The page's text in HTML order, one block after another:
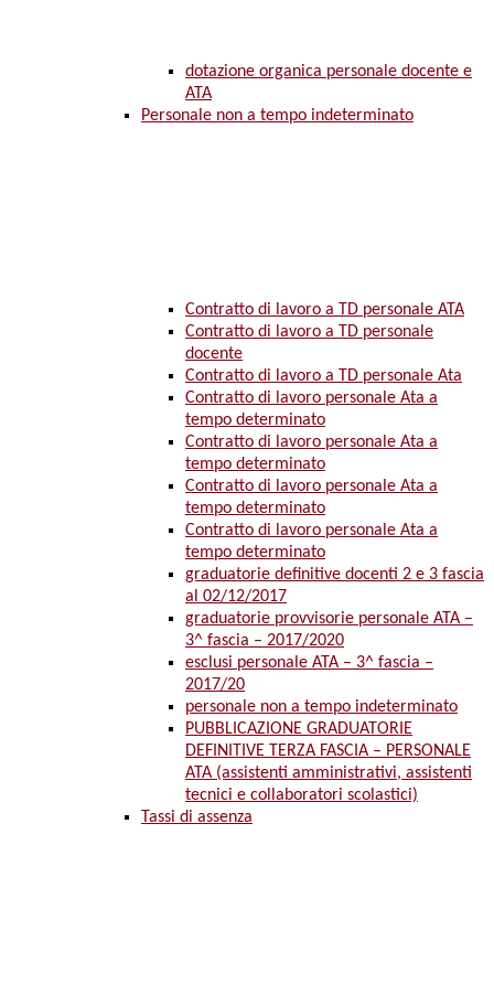
dotazione organica personale docente e
ATA
Personale non a tempo indeterminato
Contratto di lavoro a TD personale ATA
Contratto di lavoro a TD personale
docente
Contratto di lavoro a TD personale Ata
Contratto di lavoro personale Ata a
tempo determinato
Contratto di lavoro personale Ata a
tempo determinato
Contratto di lavoro personale Ata a
tempo determinato
Contratto di lavoro personale Ata a
tempo determinato
graduatorie definitive docenti 2 e 3 fascia
al 02/12/2017
graduatorie provvisorie personale ATA –
3^ fascia – 2017/2020
esclusi personale ATA – 3^ fascia –
2017/20
personale non a tempo indeterminato
PUBBLICAZIONE GRADUATORIE
DEFINITIVE TERZA FASCIA – PERSONALE
ATA (assistenti amministrativi, assistenti
tecnici e collaboratori scolastici)
Tassi di assenza